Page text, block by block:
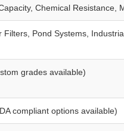
Chemical Resistance,
Filters, Pond Systems,
grades available)
compliant options available)